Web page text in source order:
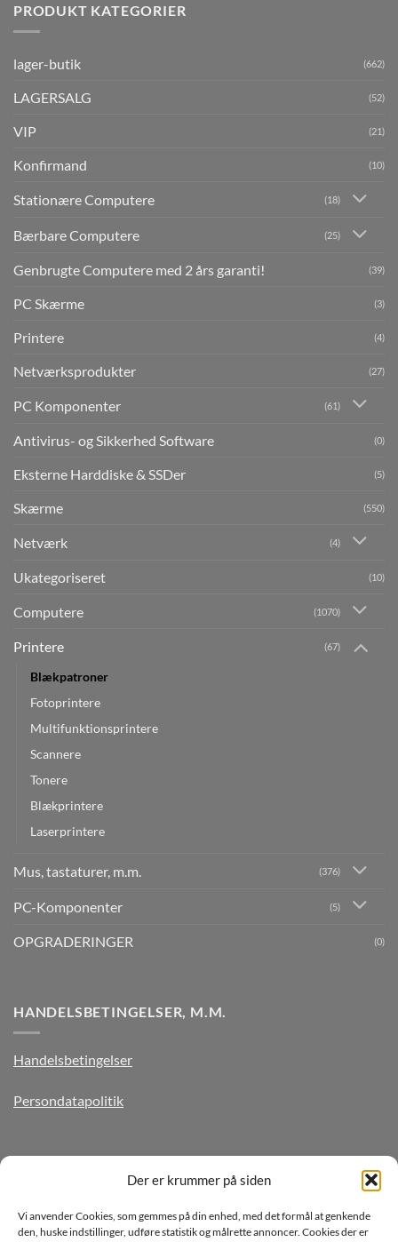
Der er krummer på siden
Vi anvender Cookies, som gemmes på din enhed, med det formål at genkende
den, huske indstillinger, udføre statistik og målrette annoncer. Cookies der er
PRODUKT KATEGORIER
lager-butik (662)
LAGERSALG (52)
VIP (21)
Konfirmand (10)
Stationære Computere (18)
Bærbare Computere (25)
Genbrugte Computere med 2 års garanti! (39)
PC Skærme (3)
Printere (4)
Netværksprodukter (27)
PC Komponenter (61)
Antivirus- og Sikkerhed Software (0)
Eksterne Harddiske & SSDer (5)
Skærme (550)
Netværk (4)
Ukategoriseret (10)
Computere (1070)
Printere (67)
Blækpatroner
Fotoprintere
Multifunktionsprintere
Scannere
Tonere
Blækprintere
Laserprintere
Mus, tastaturer, m.m. (376)
PC-Komponenter (5)
OPGRADERINGER (0)
HANDELSBETINGELSER, M.M.
Handelsbetingelser
Persondatapolitik